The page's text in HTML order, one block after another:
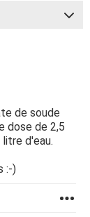
de soude
dose de 2,5
d'eau.
:-)